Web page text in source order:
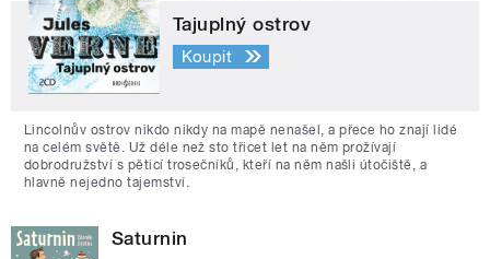
Tajuplný ostrov
Koupit
Lincolnův ostrov nikdo nikdy na mapě nenašel, a přece ho znají lidé
na celém světě. Už déle než sto třicet let na něm prožívají
dobrodružství s pěticí trosečníků, kteří na něm našli útočiště, a
hlavně nejedno tajemství.
Saturnin